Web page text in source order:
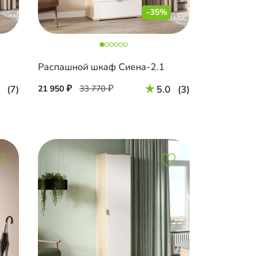
(7)
-35%
Распашной шкаф Сиена-2.1
21 950 33 770 5.0 (3)